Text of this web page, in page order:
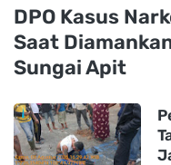
DPO Kasus
Saat
Sungai Apit